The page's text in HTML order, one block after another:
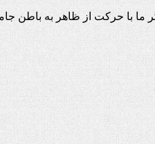
با حرکت از ظاهر به باطن